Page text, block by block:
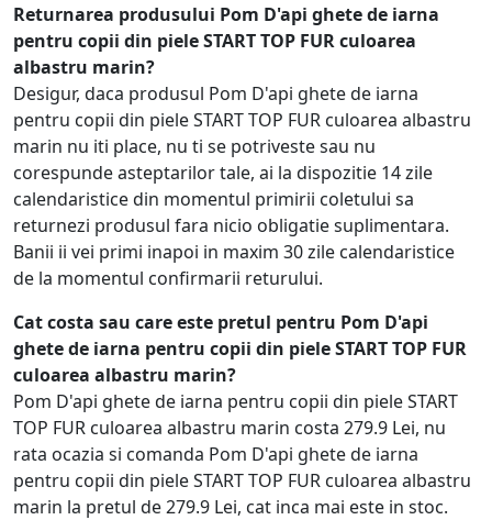
Returnarea produsului Pom D'api ghete de iarna
pentru copii din piele START TOP FUR culoarea
albastru marin?
Desigur, daca produsul Pom D'api ghete de iarna
pentru copii din piele START TOP FUR culoarea albastru
marin nu iti place, nu ti se potriveste sau nu
corespunde asteptarilor tale, ai la dispozitie 14 zile
calendaristice din momentul primirii coletului sa
returnezi produsul fara nicio obligatie suplimentara.
Banii ii vei primi inapoi in maxim 30 zile calendaristice
de la momentul confirmarii returului.
Cat costa sau care este pretul pentru Pom D'api
ghete de iarna pentru copii din piele START TOP FUR
culoarea albastru marin?
Pom D'api ghete de iarna pentru copii din piele START
TOP FUR culoarea albastru marin costa 279.9 Lei, nu
rata ocazia si comanda Pom D'api ghete de iarna
pentru copii din piele START TOP FUR culoarea albastru
marin la pretul de 279.9 Lei, cat inca mai este in stoc.